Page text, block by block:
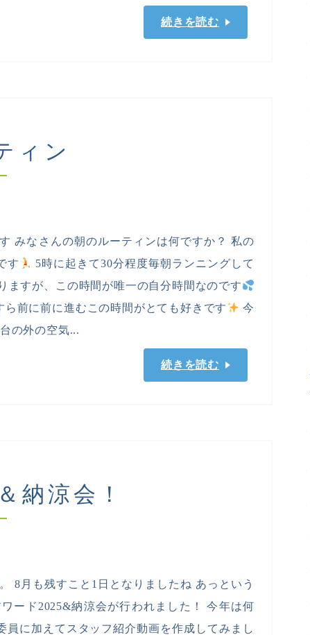
続きを読む
ィン
みなさんの朝のルーティンは何ですか？ 私の
す
5時に起きて30分程度毎朝ランニングして
ますが、この時間が唯一の自分時間なのです
前に前に進むこの時間がとても好きです
今
の外の空気...
続きを読む
納涼会！
8月も残すこと1日となりましたね あっという
ード2025&納涼会が行われました！ 今年は何
員に加えてスタッフ紹介動画を作成してみまし